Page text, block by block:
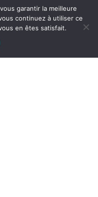
/ Restaurant Tunisien
garantir la meilleure
continuez à utiliser ce
en êtes satisfait.